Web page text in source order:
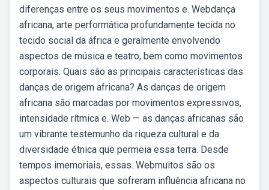
diferenças entre os seus movimentos e. Webdança
africana, arte performática profundamente tecida no
tecido social da áfrica e geralmente envolvendo
aspectos de música e teatro, bem como movimentos
corporais. Quais são as principais características das
danças de origem africana? As danças de origem
africana são marcadas por movimentos expressivos,
intensidade rítmica e. Web — as danças africanas são
um vibrante testemunho da riqueza cultural e da
diversidade étnica que permeia essa terra. Desde
tempos imemoriais, essas. Webmuitos são os
aspectos culturais que sofreram influência africana no